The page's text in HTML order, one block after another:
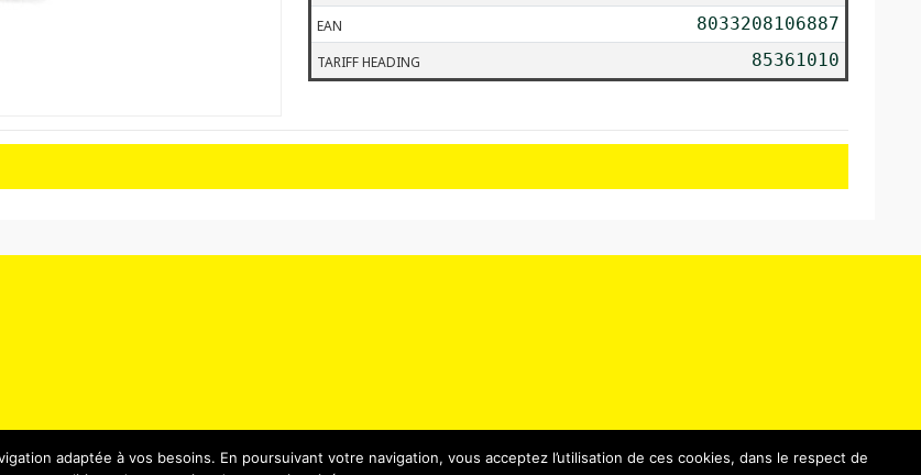
EAN 8033208106887
TARIFF HEADING 85361010
adaptée à vos besoins. En poursuivant votre navigation, vous acceptez l’utilisation de ces cookies, dans le respect de